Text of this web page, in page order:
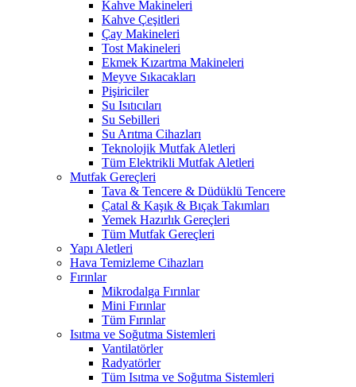
Kahve Makineleri
Kahve Çeşitleri
Çay Makineleri
Tost Makineleri
Ekmek Kızartma Makineleri
Meyve Sıkacakları
Pişiriciler
Su Isıtıcıları
Su Sebilleri
Su Arıtma Cihazları
Teknolojik Mutfak Aletleri
Tüm Elektrikli Mutfak Aletleri
Mutfak Gereçleri
Tava & Tencere & Düdüklü Tencere
Çatal & Kaşık & Bıçak Takımları
Yemek Hazırlık Gereçleri
Tüm Mutfak Gereçleri
Yapı Aletleri
Hava Temizleme Cihazları
Fırınlar
Mikrodalga Fırınlar
Mini Fırınlar
Tüm Fırınlar
Isıtma ve Soğutma Sistemleri
Vantilatörler
Radyatörler
Tüm Isıtma ve Soğutma Sistemleri